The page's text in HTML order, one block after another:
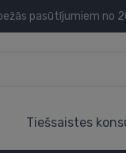
pasūtījumiem no
Tiešsaistes